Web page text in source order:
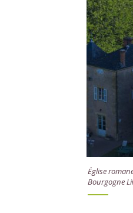
Église
Bourgogne